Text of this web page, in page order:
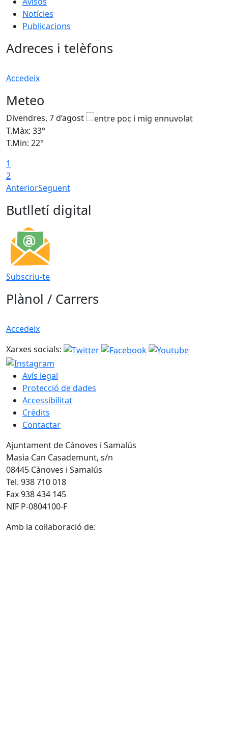
Notícies
Publicacions
Adreces i telèfons
Accedeix
Meteo
Divendres, 7 d’agost
T.Màx: 33°
T.Min: 22°
1
2
AnteriorSegüent
Butlletí digital
Subscriu-te
Plànol / Carrers
Accedeix
Xarxes socials:
Avís legal
Protecció de dades
Accessibilitat
Crèdits
Contactar
Ajuntament de Cànoves i Samalús
Masia Can Casademunt, s/n
08445 Cànoves i Samalús
Tel. 938 710 018
Fax 938 434 145
NIF P-0804100-F
Amb la col·laboració de: